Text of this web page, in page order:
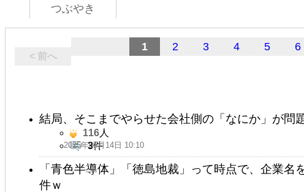
つぶやき
< 前へ
1 2 3 4 5 6
結局、そこまでやらせた会社側の「なにか」が問
2025年05月14日 10:10
116人
3件
「青色半導体」「徳島地裁」って時点で、企業名
件ｗ